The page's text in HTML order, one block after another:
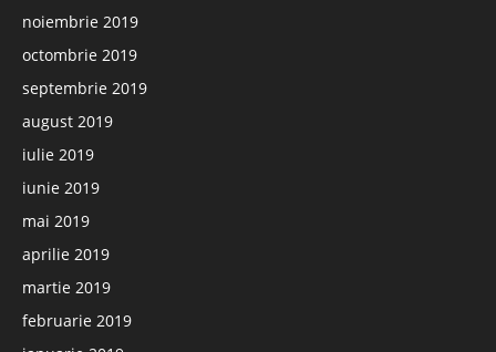
noiembrie 2019
octombrie 2019
septembrie 2019
august 2019
iulie 2019
iunie 2019
mai 2019
aprilie 2019
martie 2019
februarie 2019